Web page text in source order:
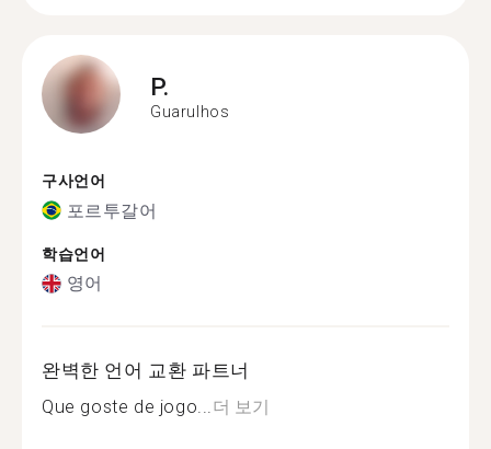
P.
Guarulhos
구사언어
포르투갈어
학습언어
영어
완벽한 언어 교환 파트너
Que goste de jogo...더 보기